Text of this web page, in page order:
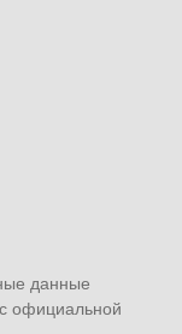
данные
с официальной